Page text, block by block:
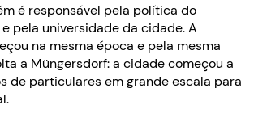
é responsável pela política do
pela universidade da cidade. A
na mesma época e pela mesma
a Müngersdorf: a cidade começou a
de particulares em grande escala para